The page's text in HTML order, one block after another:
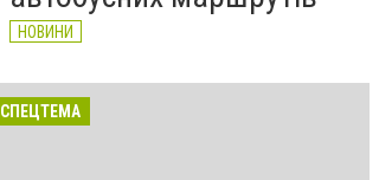
НОВИНИ
СПЕЦТЕМА